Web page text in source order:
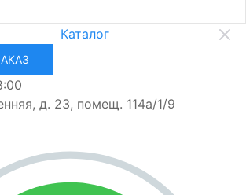
Каталог
д. 23, помещ. 114а/1/9